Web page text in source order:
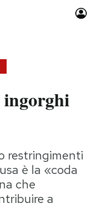
Idee
ingorghi
restringimenti
è la «coda
che
a